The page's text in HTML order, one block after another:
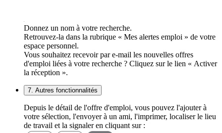
Donnez un nom à votre recherche.
Retrouvez-la dans la rubrique « Mes alertes emploi » de votre
espace personnel.
Vous souhaitez recevoir par e-mail les nouvelles offres
d'emploi liées à votre recherche ? Cliquez sur le lien « Activer
la réception ».
7. Autres fonctionnalités
Depuis le détail de l'offre d'emploi, vous pouvez l'ajouter à
votre sélection, l'envoyer à un ami, l'imprimer, localiser le lieu
de travail et la signaler en cliquant sur :